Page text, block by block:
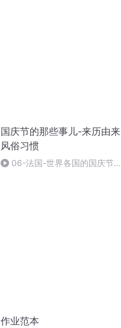
国庆节的那些事儿-来历由来
风俗习惯
06-法国-世界各国的国庆节-
作业范本